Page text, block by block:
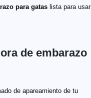
para gatas lista para usar
de embarazo
de apareamiento de tu